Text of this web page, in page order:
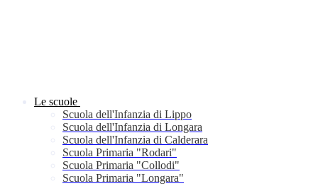
Le scuole
Scuola dell'Infanzia di Lippo
Scuola dell'Infanzia di Longara
Scuola dell'Infanzia di Calderara
Scuola Primaria "Rodari"
Scuola Primaria "Collodi"
Scuola Primaria "Longara"